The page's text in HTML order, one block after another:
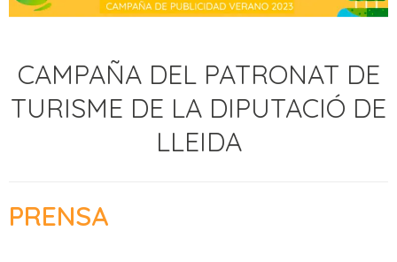
CAMPAÑA DEL PATRONAT DE
TURISME DE LA DIPUTACIÓ DE
LLEIDA
PRENSA